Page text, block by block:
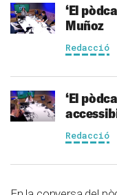
‘El
Muñoz
Redacció
‘El
Redacció